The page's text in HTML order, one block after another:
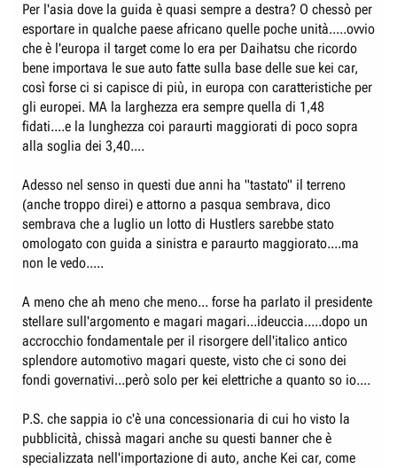
Per l'asia dove la guida è quasi sempre a destra? O chessò per
esportare in qualche paese africano quelle poche unità.....ovvio
che è l'europa il target come lo era per Daihatsu che ricordo
bene importava le sue auto fatte sulla base delle sue kei car,
così forse ci si capisce di più, in europa con caratteristiche per
gli europei. MA la larghezza era sempre quella di 1,48
fidati....e la lunghezza coi paraurti maggiorati di poco sopra
alla soglia dei 3,40....
Adesso nel senso in questi due anni ha "tastato" il terreno
(anche troppo direi) e attorno a pasqua sembrava, dico
sembrava che a luglio un lotto di Hustlers sarebbe stato
omologato con guida a sinistra e paraurto maggiorato....ma
non le vedo.....
A meno che ah meno che meno... forse ha parlato il presidente
stellare sull'argomento e magari magari...ideuccia.....dopo un
accrocchio fondamentale per il risorgere dell'italico antico
splendore automotivo magari queste, visto che ci sono dei
fondi governativi...però solo per kei elettriche a quanto so io....
P.S. che sappia io c'è una concessionaria di cui ho visto la
pubblicità, chissà magari anche su questi banner che è
specializzata nell'importazione di auto, anche Kei car, come